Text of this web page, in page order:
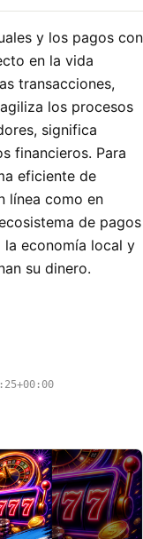
y los pagos con
en la vida
transacciones,
los procesos
significa
financieros. Para
eficiente de
línea como en
de pagos
economía local y
su dinero.